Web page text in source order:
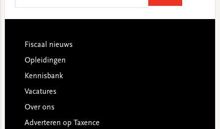
Footer
Fiscaal nieuws
Opleidingen
Kennisbank
Vacatures
Over ons
Adverteren op Taxence